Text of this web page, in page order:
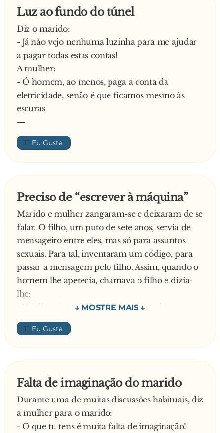
Luz ao fundo do túnel
Diz o marido:
- Já não vejo nenhuma luzinha para me ajudar
a pagar todas estas contas!
A mulher:
- Ó homem, ao menos, paga a conta da
eletricidade, senão é que ficamos mesmo às
escuras
—
👍🏼
Preciso de “escrever à máquina”
Marido e mulher zangaram-se e deixaram de se
falar. O filho, um puto de sete anos, servia de
mensageiro entre eles, mas só para assuntos
sexuais. Para tal, inventaram um código, para
passar a mensagem pelo filho. Assim, quando o
homem lhe apetecia, chamava o filho e dizia-
lhe:
- Vai dizer à tua mãe que eu preciso de
“escrever à máquina”
Um dia a senhora não estava para ali virada e
disse ao filho para informar o pai que a
“máquina” estava avariada.O puto foi dar o
chamou o filho e disse-lhe que, afinal, a
máquina já estava em condições.
O miúdo voltou ao pai com a nova mensagem
e, de regresso, levou a resposta à mãe.
👍🏼
Falta de imaginação do marido
Durante uma de muitas discussões habituais, diz
a mulher para o marido:
- O que tu tens é muita falta de imaginação!